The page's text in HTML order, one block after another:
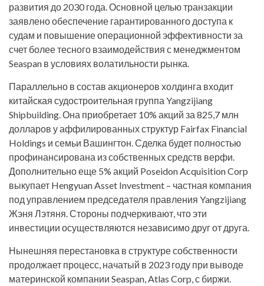
развития до 2030 года. Основной целью транзакции
заявлено обеспечение гарантированного доступа к
судам и повышение операционной эффективности за
счет более тесного взаимодействия с менеджментом
Seaspan в условиях волатильности рынка.
Параллельно в состав акционеров холдинга входит
китайская судостроительная группа Yangzijiang
Shipbuilding. Она приобретает 10% акций за 825,7 млн
долларов у аффилированных структур Fairfax Financial
Holdings и семьи Вашингтон. Сделка будет полностью
профинансирована из собственных средств верфи.
Дополнительно еще 5% акций Poseidon Acquisition Corp
выкупает Hengyuan Asset Investment – частная компания
под управлением председателя правления Yangzijiang
Жэня Лэтяня. Стороны подчеркивают, что эти
инвестиции осуществляются независимо друг от друга.
Нынешняя перестановка в структуре собственности
продолжает процесс, начатый в 2023 году при выводе
материнской компании Seaspan, Atlas Corp, с биржи.